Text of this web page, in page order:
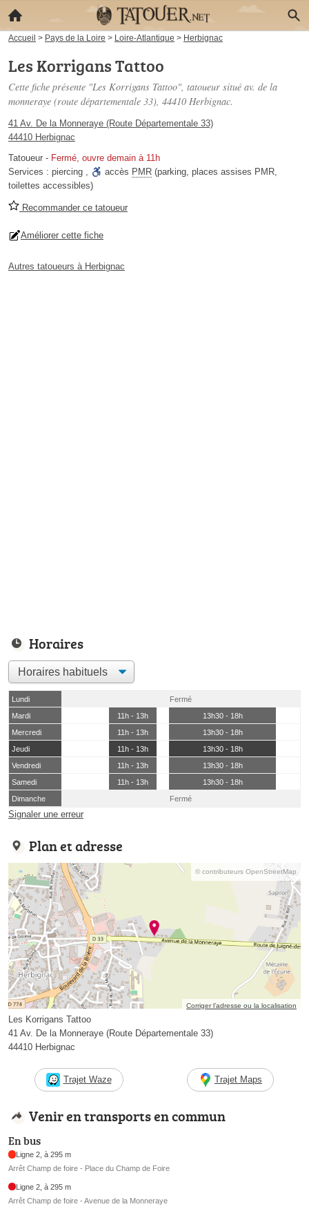
Accueil > Pays de la Loire > Loire-Atlantique > Herbignac
Les Korrigans Tattoo
Cette fiche présente "Les Korrigans Tattoo", tatoueur situé av. de la
monneraye (route départementale 33), 44410 Herbignac.
41 Av. De la Monneraye (Route Départementale 33)
44410 Herbignac
Tatoueur - Fermé, ouvre demain à 11h
Services : piercing , accès PMR (parking, places assises PMR,
toilettes accessibles)
Recommander ce tatoueur
Améliorer cette fiche
Autres tatoueurs à Herbignac
Horaires
Lundi
Fermé
Mardi
11h - 13h
13h30 - 18h
Mercredi
11h - 13h
13h30 - 18h
Jeudi
11h - 13h
13h30 - 18h
Vendredi
11h - 13h
13h30 - 18h
Samedi
11h - 13h
13h30 - 18h
Dimanche
Fermé
Signaler une erreur
Plan et adresse
© contributeurs OpenStreetMap
Corriger l’adresse ou la localisation
Les Korrigans Tattoo
41 Av. De la Monneraye (Route Départementale 33)
44410 Herbignac
Trajet Waze Trajet Maps
Venir en transports en commun
En bus
Ligne 2, à 295 m
Arrêt Champ de foire - Place du Champ de Foire
Ligne 2, à 295 m
Arrêt Champ de foire - Avenue de la Monneraye